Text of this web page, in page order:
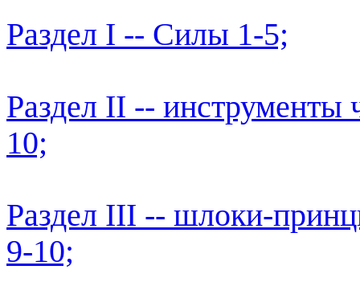
Раздел I -- Силы 1-5;
Раздел II -- инструменты
10;
Раздел III -- шлоки-
9-10;